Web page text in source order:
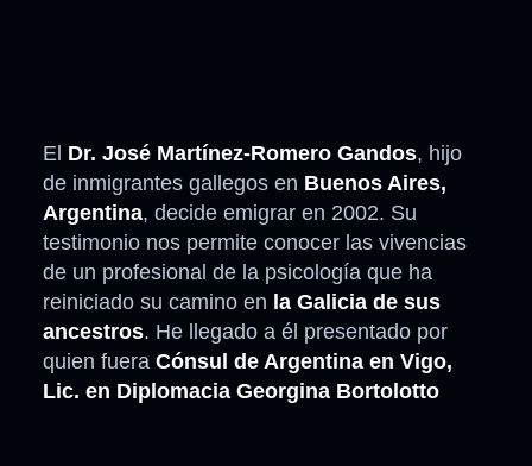
El Dr. José Martínez-Romero Gandos, hijo
de inmigrantes gallegos en Buenos Aires,
Argentina, decide emigrar en 2002. Su
testimonio nos permite conocer las vivencias
de un profesional de la psicología que ha
reiniciado su camino en la Galicia de sus
ancestros. He llegado a él presentado por
quien fuera Cónsul de Argentina en Vigo,
Lic. en Diplomacia Georgina Bortolotto